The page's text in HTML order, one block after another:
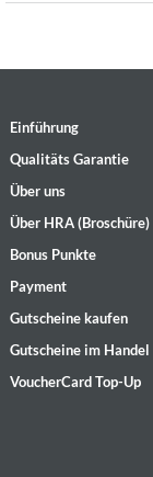
Einführung
Qualitäts Garantie
Über uns
Über HRA (Broschüre)
Bonus Punkte
Payment
Gutscheine kaufen
Gutscheine im Handel
VoucherCard Top-Up